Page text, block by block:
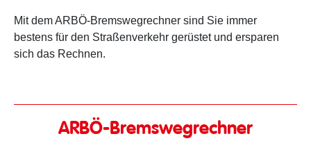
Mit dem ARBÖ-Bremswegrechner sind Sie immer
bestens für den Straßenverkehr gerüstet und ersparen
sich das Rechnen.
ARBÖ-Bremswegrechner